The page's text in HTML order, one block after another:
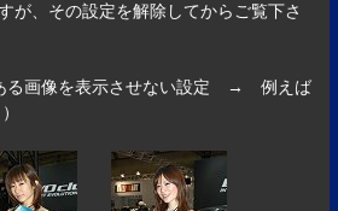
が、その設定を解除してからご覧下さ
る画像を表示させない設定 → 例えば
）